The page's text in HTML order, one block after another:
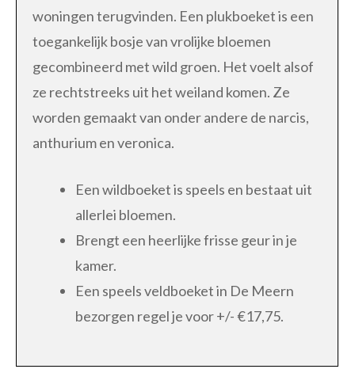
woningen terugvinden. Een plukboeket is een
toegankelijk bosje van vrolijke bloemen
gecombineerd met wild groen. Het voelt alsof
ze rechtstreeks uit het weiland komen. Ze
worden gemaakt van onder andere de narcis,
anthurium en veronica.
Een wildboeket is speels en bestaat uit
allerlei bloemen.
Brengt een heerlijke frisse geur in je
kamer.
Een speels veldboeket in De Meern
bezorgen regel je voor +/- €17,75.